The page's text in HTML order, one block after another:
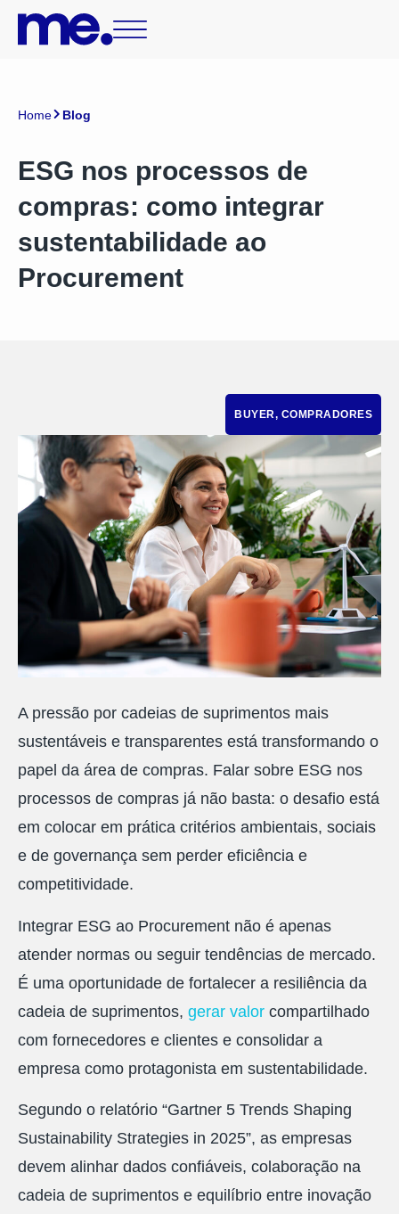
Home Blog
ESG nos processos de
compras: como integrar
sustentabilidade ao
Procurement
BUYER, COMPRADORES
A pressão por cadeias de suprimentos mais
sustentáveis e transparentes está transformando o
papel da área de compras. Falar sobre ESG nos
processos de compras já não basta: o desafio está
em colocar em prática critérios ambientais, sociais
e de governança sem perder eficiência e
competitividade.
Integrar ESG ao Procurement não é apenas
atender normas ou seguir tendências de mercado.
É uma oportunidade de fortalecer a resiliência da
cadeia de suprimentos, gerar valor compartilhado
com fornecedores e clientes e consolidar a
empresa como protagonista em sustentabilidade.
Segundo o relatório “Gartner 5 Trends Shaping
Sustainability Strategies in 2025”, as empresas
devem alinhar dados confiáveis, colaboração na
cadeia de suprimentos e equilíbrio entre inovação